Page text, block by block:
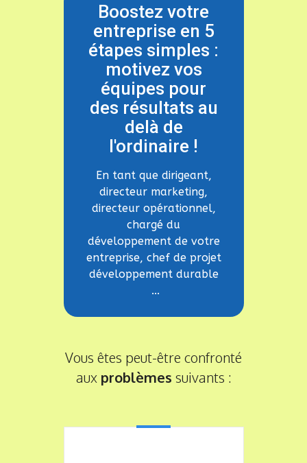
Boostez votre
entreprise en 5
étapes simples :
motivez vos
équipes pour
des résultats au
delà de
l'ordinaire !
En tant que dirigeant,
directeur marketing,
directeur opérationnel,
chargé du
développement de votre
entreprise, chef de projet
développement durable
...
Vous êtes peut-être confronté
aux problèmes suivants :